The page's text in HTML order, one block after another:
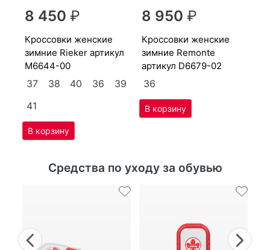
8 450₽
крос­совки женс­кие
зим­ние Ri­eker артикул
M6644-00
37 38 40 36
39
41
8 950₽
крос­совки женс­кие
зим­ние Re­mon­te
артикул D6679-02
36
Средства по уходу за обувью
Previous